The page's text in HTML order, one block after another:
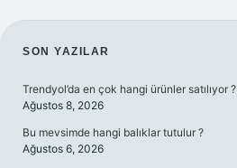
SIDEBAR
SON YAZILAR
Trendyol’da en çok hangi ürünler satılıyor ?
Ağustos 8, 2026
Bu mevsimde hangi balıklar tutulur ?
Ağustos 6, 2026